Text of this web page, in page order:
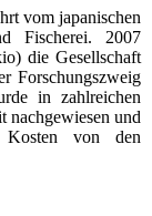
vom japanischen
Fischerei. 2007
die Gesellschaft
Forschungszweig
in zahlreichen
nachgewiesen und
von den